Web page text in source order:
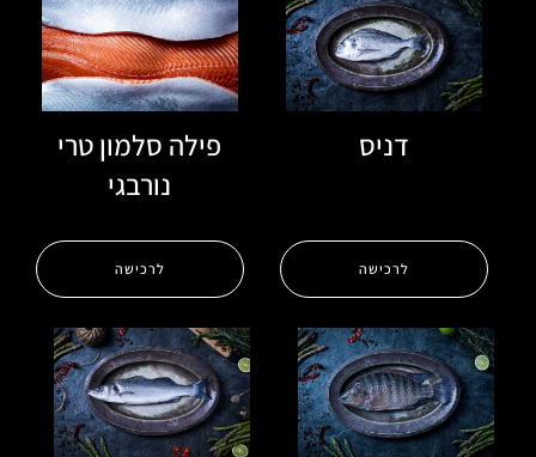
דניס
לרכישה
פילה סלמון טרי
נורבגי
לרכישה